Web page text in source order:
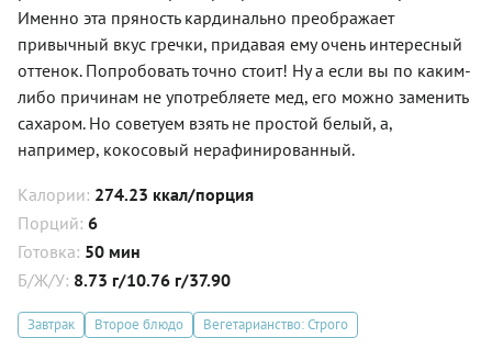
Именно эта пряность кардинально преображает
привычный вкус гречки, придавая ему очень интересный
оттенок. Попробовать точно стоит! Ну а если вы по каким-
либо причинам не употребляете мед, его можно заменить
сахаром. Но советуем взять не простой белый, а,
например, кокосовый нерафинированный.
Калории: 274.23 ккал/порция
Порций: 6
Готовка: 50 мин
Б/Ж/У: 8.73 г/10.76 г/37.90
Завтрак Второе блюдо Вегетарианство: Строго